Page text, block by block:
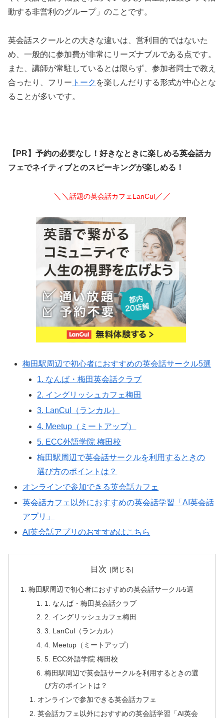
動する非営利のグループ」のことです。
英会話スクールとの大きな違いは、営利目的ではないた
め、一般的に参加費が非常にリーズナブルである点です。
また、講師が常駐しているとは限らず、参加者同士で教え
合ったり、フリー トーク を楽しんだりする形式が中心とな
ることが多いです。
【PR】予約の必要なし！好きなときに楽しめる英会話カ
フェでネイティブとのスピーキングが楽しめる！
＼＼ 話題の英会話カフェLanCul／／
梅田駅周辺で初心者におすすめの英会話サークル5選
1. なんば・梅田英会話クラブ
2. イングリッシュカフェ梅田
3. LanCul（ランカル）
4. Meetup（ミートアップ）
5. ECC外語学院 梅田校
梅田駅周辺で英会話サークルを利用するときの
選び方のポイントは？
オンラインで参加できる英会話カフェ
英会話カフェ以外におすすめの英会話学習「AI英会話
アプリ」
AI英会話アプリのおすすめはこちら
目次
梅田駅周辺で初心者におすすめの英会話サークル5選
1. なんば・梅田英会話クラブ
2. イングリッシュカフェ梅田
3. LanCul（ランカル）
4. Meetup（ミートアップ）
5. ECC外語学院 梅田校
梅田駅周辺で英会話サークルを利用するときの選
び方のポイントは？
オンラインで参加できる英会話カフェ
英会話カフェ以外におすすめの英会話学習「AI英会